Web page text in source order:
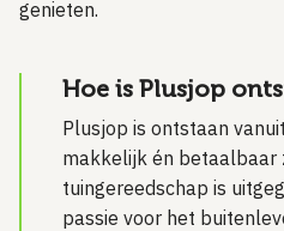
genieten.
Hoe is Plusjop
Plusjop is ontstaan
makkelijk én betaalbaar
tuingereedschap is
passie voor het